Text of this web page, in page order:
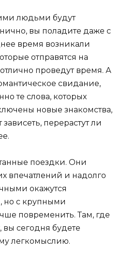
людьми будут
вы поладите даже с
время возникали
отправятся на
проведут время. А
свидание,
те слова, которых
новые знакомства,
зависеть, перерастут ли
поездки. Они
впечатлений и надолго
окажутся
но с крупными
повременить. Там, где
вы сегодня будете
легкомыслию.